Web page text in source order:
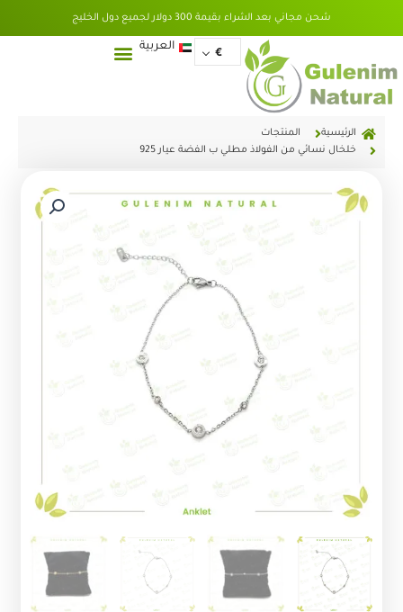
شحن مجاني بعد الشراء بقيمة 300 دولار لجميع دول الخليج
€ العربية
English
الرئيسية
المنتجات
خلخال نسائي من الفولاذ مطلي ب الفضة عيار 925